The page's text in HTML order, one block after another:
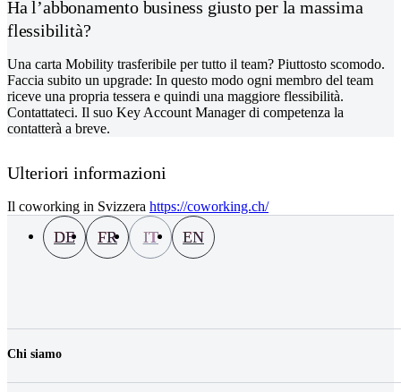
Ha l’abbonamento business giusto per la massima
flessibilità?
Una carta Mobility trasferibile per tutto il team? Piuttosto scomodo.
Faccia subito un upgrade: In questo modo ogni membro del team
riceve una propria tessera e quindi una maggiore flessibilità.
Contattateci. Il suo Key Account Manager di competenza la
contatterà a breve.
Ulteriori informazioni
Il coworking in Svizzera https://coworking.ch/
Chi siamo
DE FR IT EN